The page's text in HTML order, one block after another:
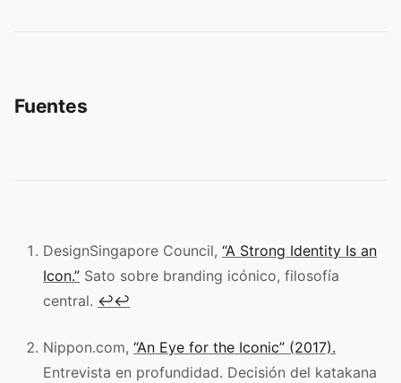
Fuentes
DesignSingapore Council, “A Strong Identity Is an
Icon.” Sato sobre branding icónico, filosofía
central. ↩↩
Nippon.com, “An Eye for the Iconic” (2017).
Entrevista en profundidad. Decisión del katakana